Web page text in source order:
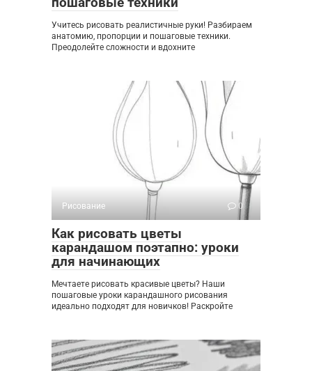
Учитесь рисовать реалистичные руки! Разбираем
анатомию, пропорции и пошаговые техники.
Преодолейте сложности и вдохните
Рисование 0
Как рисовать цветы
карандашом поэтапно: уроки
для начинающих
Мечтаете рисовать красивые цветы? Наши
пошаговые уроки карандашного рисования
идеально подходят для новичков! Раскройте